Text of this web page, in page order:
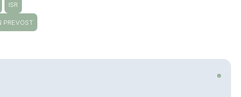
ISR
PREVOST